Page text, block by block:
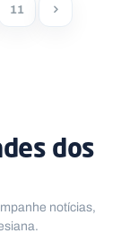
11
dos
notícias,